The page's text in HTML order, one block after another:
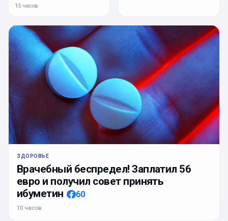
15 часов
ЗДОРОВЬЕ
Врачебный беспредел! Заплатил 56
евро и получил совет принять
ибуметин
60
10 часов